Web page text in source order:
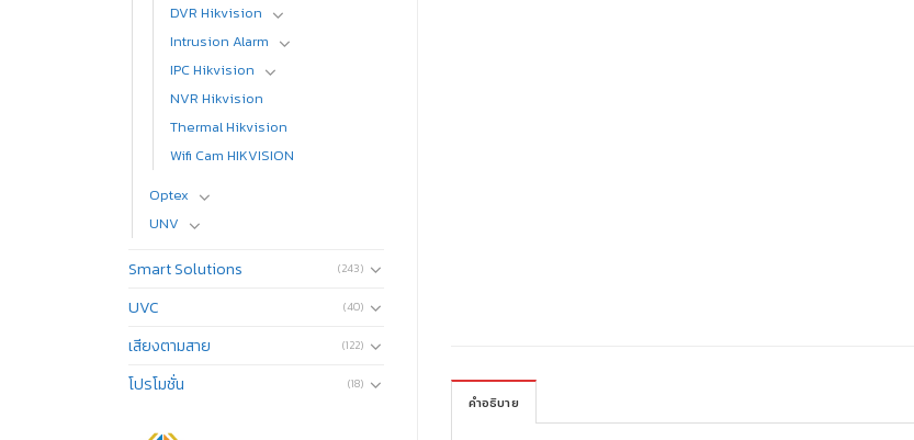
DVR Hikvision
Intrusion Alarm
IPC Hikvision
NVR Hikvision
Thermal Hikvision
Wifi Cam HIKVISION
Optex
UNV
Smart Solutions (243)
UVC (40)
เสียงตามสาย (122)
โปรโมชั่น (18)
คำอธิบาย